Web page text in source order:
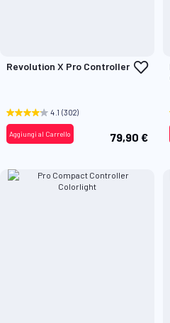
Revolution X Pro Controller
4.1 (302)
79,90 €
Aggiungi al Carrello